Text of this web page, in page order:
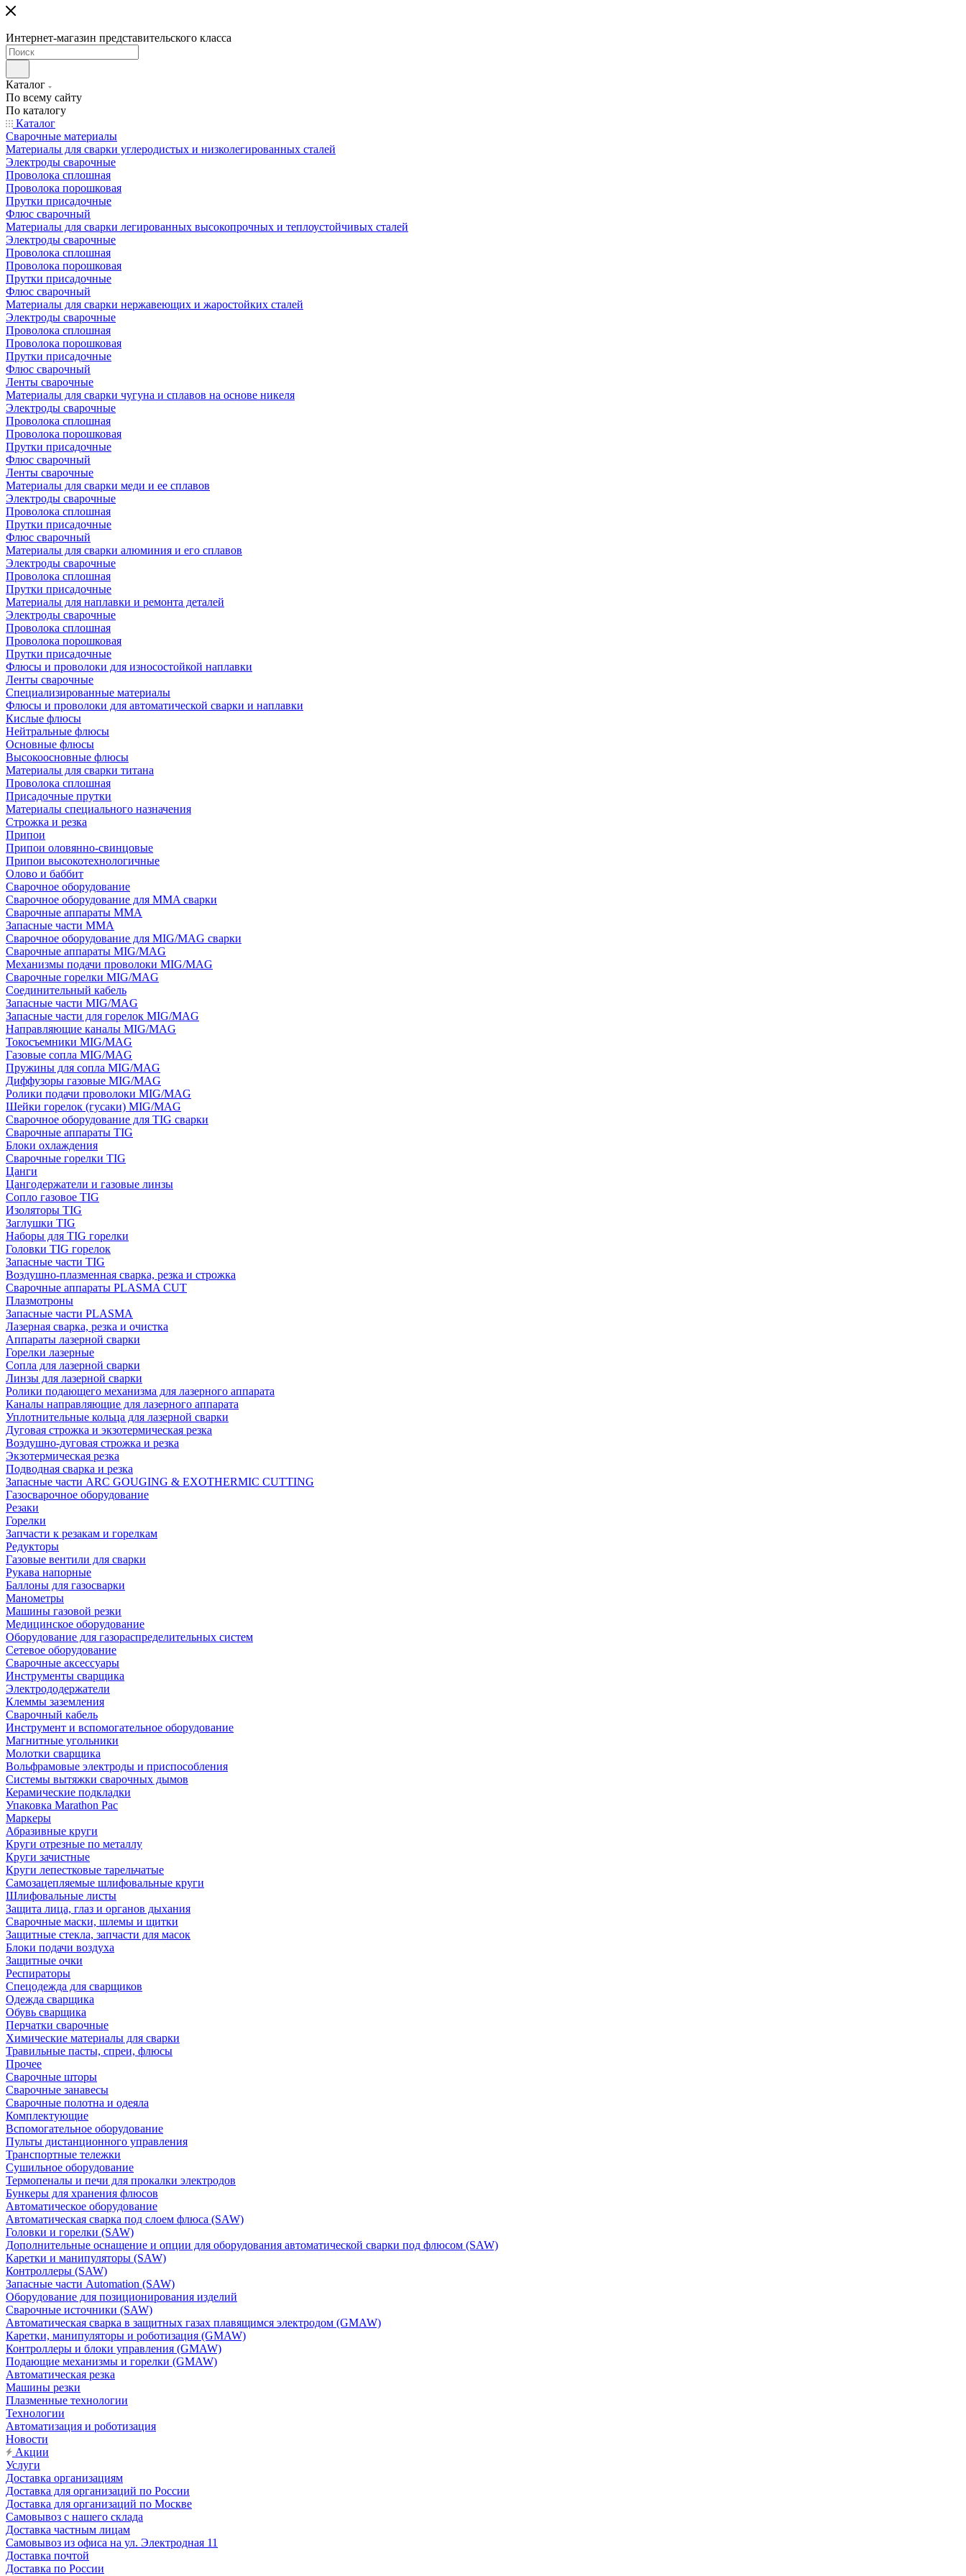
Интернет-магазин представительского класса
Каталог
По всему сайту
По каталогу
Каталог
Сварочные материалы
Материалы для сварки углеродистых и низколегированных сталей
Электроды сварочные
Проволока сплошная
Проволока порошковая
Прутки присадочные
Флюс сварочный
Материалы для сварки легированных высокопрочных и теплоустойчивых сталей
Электроды сварочные
Проволока сплошная
Проволока порошковая
Прутки присадочные
Флюс сварочный
Материалы для сварки нержавеющих и жаростойких сталей
Электроды сварочные
Проволока сплошная
Проволока порошковая
Прутки присадочные
Флюс сварочный
Ленты сварочные
Материалы для сварки чугуна и сплавов на основе никеля
Электроды сварочные
Проволока сплошная
Проволока порошковая
Прутки присадочные
Флюс сварочный
Ленты сварочные
Материалы для сварки меди и ее сплавов
Электроды сварочные
Проволока сплошная
Прутки присадочные
Флюс сварочный
Материалы для сварки алюминия и его сплавов
Электроды сварочные
Проволока сплошная
Прутки присадочные
Материалы для наплавки и ремонта деталей
Электроды сварочные
Проволока сплошная
Проволока порошковая
Прутки присадочные
Флюсы и проволоки для износостойкой наплавки
Ленты сварочные
Специализированные материалы
Флюсы и проволоки для автоматической сварки и наплавки
Кислые флюсы
Нейтральные флюсы
Основные флюсы
Высокоосновные флюсы
Материалы для сварки титана
Проволока сплошная
Присадочные прутки
Материалы специального назначения
Строжка и резка
Припои
Припои оловянно-свинцовые
Припои высокотехнологичные
Олово и баббит
Сварочное оборудование
Сварочное оборудование для MMA сварки
Сварочные аппараты MMA
Запасные части MMA
Сварочное оборудование для MIG/MAG сварки
Сварочные аппараты MIG/MAG
Механизмы подачи проволоки MIG/MAG
Сварочные горелки MIG/MAG
Соединительный кабель
Запасные части MIG/MAG
Запасные части для горелок MIG/MAG
Направляющие каналы MIG/MAG
Токосъемники MIG/MAG
Газовые сопла MIG/MAG
Пружины для сопла MIG/MAG
Диффузоры газовые MIG/MAG
Ролики подачи проволоки MIG/MAG
Шейки горелок (гусаки) MIG/MAG
Сварочное оборудование для TIG сварки
Сварочные аппараты TIG
Блоки охлаждения
Сварочные горелки TIG
Цанги
Цангодержатели и газовые линзы
Сопло газовое TIG
Изоляторы TIG
Заглушки TIG
Наборы для TIG горелки
Головки TIG горелок
Запасные части TIG
Воздушно-плазменная сварка, резка и строжка
Сварочные аппараты PLASMA CUT
Плазмотроны
Запасные части PLASMA
Лазерная сварка, резка и очистка
Аппараты лазерной сварки
Горелки лазерные
Сопла для лазерной сварки
Линзы для лазерной сварки
Ролики подающего механизма для лазерного аппарата
Каналы направляющие для лазерного аппарата
Уплотнительные кольца для лазерной сварки
Дуговая строжка и экзотермическая резка
Воздушно-дуговая строжка и резка
Экзотермическая резка
Подводная сварка и резка
Запасные части ARC GOUGING & EXOTHERMIC CUTTING
Газосварочное оборудование
Резаки
Горелки
Запчасти к резакам и горелкам
Редукторы
Газовые вентили для сварки
Рукава напорные
Баллоны для газосварки
Манометры
Машины газовой резки
Медицинское оборудование
Оборудование для газораспределительных систем
Сетевое оборудование
Сварочные аксессуары
Инструменты сварщика
Электрододержатели
Клеммы заземления
Сварочный кабель
Инструмент и вспомогательное оборудование
Магнитные угольники
Молотки сварщика
Вольфрамовые электроды и приспособления
Системы вытяжки сварочных дымов
Керамические подкладки
Упаковка Marathon Pac
Маркеры
Абразивные круги
Круги отрезные по металлу
Круги зачистные
Круги лепестковые тарельчатые
Самозацепляемые шлифовальные круги
Шлифовальные листы
Защита лица, глаз и органов дыхания
Сварочные маски, шлемы и щитки
Защитные стекла, запчасти для масок
Блоки подачи воздуха
Защитные очки
Респираторы
Спецодежда для сварщиков
Одежда сварщика
Обувь сварщика
Перчатки сварочные
Химические материалы для сварки
Травильные пасты, спреи, флюсы
Прочее
Сварочные шторы
Сварочные занавесы
Сварочные полотна и одеяла
Комплектующие
Вспомогательное оборудование
Пульты дистанционного управления
Транспортные тележки
Сушильное оборудование
Термопеналы и печи для прокалки электродов
Бункеры для хранения флюсов
Автоматическое оборудование
Автоматическая сварка под слоем флюса (SAW)
Головки и горелки (SAW)
Дополнительные оснащение и опции для оборудования автоматической сварки под флюсом (SAW)
Каретки и манипуляторы (SAW)
Контроллеры (SAW)
Запасные части Automation (SAW)
Оборудование для позиционирования изделий
Сварочные источники (SAW)
Автоматическая сварка в защитных газах плавящимся электродом (GMAW)
Каретки, манипуляторы и роботизация (GMAW)
Контроллеры и блоки управления (GMAW)
Подающие механизмы и горелки (GMAW)
Автоматическая резка
Машины резки
Плазменные технологии
Технологии
Автоматизация и роботизация
Новости
Акции
Услуги
Доставка организациям
Доставка для организаций по России
Доставка для организаций по Москве
Самовывоз с нашего склада
Доставка частным лицам
Самовывоз из офиса на ул. Электродная 11
Доставка почтой
Доставка по России